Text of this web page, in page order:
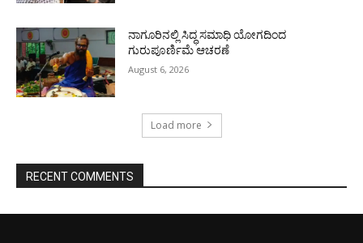
ನಾಗೂರಿನಲ್ಲಿ ಸಿದ್ಧ ಸಮಾಧಿ ಯೋಗದಿಂದ
ಗುರುಪೂರ್ಣಿಮೆ ಆಚರಣೆ
August 6, 2026
Load more
RECENT COMMENTS